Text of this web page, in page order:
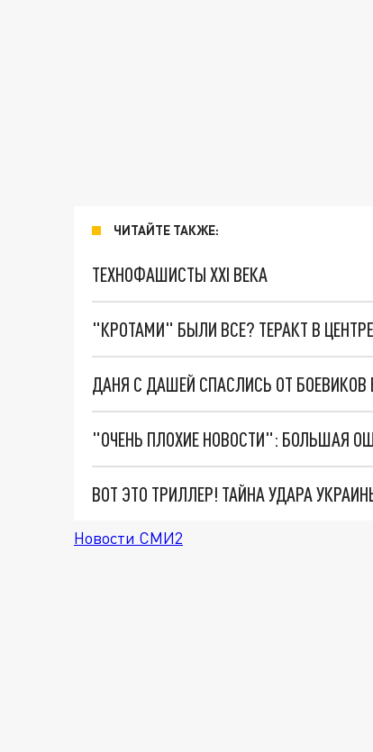
ЧИТАЙТЕ ТАКЖЕ:
ТЕХНОФАШИСТЫ XXI ВЕКА
"КРОТАМИ" БЫЛИ ВСЕ? ТЕРАКТ В
ДАНЯ С ДАШЕЙ СПАСЛИСЬ ОТ
ВОТ ЭТО ТРИЛЛЕР! ТАЙНА УДАРА
Новости СМИ2